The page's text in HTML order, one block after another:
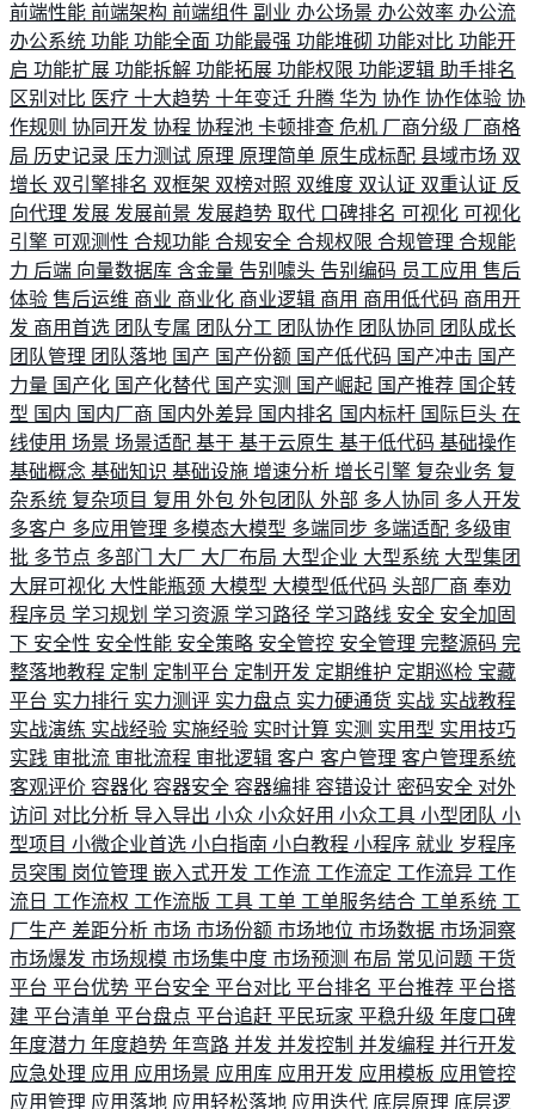
前端性能 前端架构 前端组件 副业 办公场景 办公效率 办公流
办公系统 功能 功能全面 功能最强 功能堆砌 功能对比 功能开
启 功能扩展 功能拆解 功能拓展 功能权限 功能逻辑 助手排名
区别对比 医疗 十大趋势 十年变迁 升腾 华为 协作 协作体验 协
作规则 协同开发 协程 协程池 卡顿排查 危机 厂商分级 厂商格
局 历史记录 压力测试 原理 原理简单 原生成标配 县域市场 双
增长 双引擎排名 双框架 双榜对照 双维度 双认证 双重认证 反
向代理 发展 发展前景 发展趋势 取代 口碑排名 可视化 可视化
引擎 可观测性 合规功能 合规安全 合规权限 合规管理 合规能
力 后端 向量数据库 含金量 告别噱头 告别编码 员工应用 售后
体验 售后运维 商业 商业化 商业逻辑 商用 商用低代码 商用开
发 商用首选 团队专属 团队分工 团队协作 团队协同 团队成长
团队管理 团队落地 国产 国产份额 国产低代码 国产冲击 国产
力量 国产化 国产化替代 国产实测 国产崛起 国产推荐 国企转
型 国内 国内厂商 国内外差异 国内排名 国内标杆 国际巨头 在
线使用 场景 场景适配 基于 基于云原生 基于低代码 基础操作
基础概念 基础知识 基础设施 增速分析 增长引擎 复杂业务 复
杂系统 复杂项目 复用 外包 外包团队 外部 多人协同 多人开发
多客户 多应用管理 多模态大模型 多端同步 多端适配 多级审
批 多节点 多部门 大厂 大厂布局 大型企业 大型系统 大型集团
大屏可视化 大性能瓶颈 大模型 大模型低代码 头部厂商 奉劝
程序员 学习规划 学习资源 学习路径 学习路线 安全 安全加固
下 安全性 安全性能 安全策略 安全管控 安全管理 完整源码 完
整落地教程 定制 定制平台 定制开发 定期维护 定期巡检 宝藏
平台 实力排行 实力测评 实力盘点 实力硬通货 实战 实战教程
实战演练 实战经验 实施经验 实时计算 实测 实用型 实用技巧
实践 审批流 审批流程 审批逻辑 客户 客户管理 客户管理系统
客观评价 容器化 容器安全 容器编排 容错设计 密码安全 对外
访问 对比分析 导入导出 小众 小众好用 小众工具 小型团队 小
型项目 小微企业首选 小白指南 小白教程 小程序 就业 岁程序
员突围 岗位管理 嵌入式开发 工作流 工作流定 工作流异 工作
流日 工作流权 工作流版 工具 工单 工单服务结合 工单系统 工
厂生产 差距分析 市场 市场份额 市场地位 市场数据 市场洞察
市场爆发 市场规模 市场集中度 市场预测 布局 常见问题 干货
平台 平台优势 平台安全 平台对比 平台排名 平台推荐 平台搭
建 平台清单 平台盘点 平台追赶 平民玩家 平稳升级 年度口碑
年度潜力 年度趋势 年弯路 并发 并发控制 并发编程 并行开发
应急处理 应用 应用场景 应用库 应用开发 应用模板 应用管控
应用管理 应用落地 应用轻松落地 应用迭代 底层原理 底层逻